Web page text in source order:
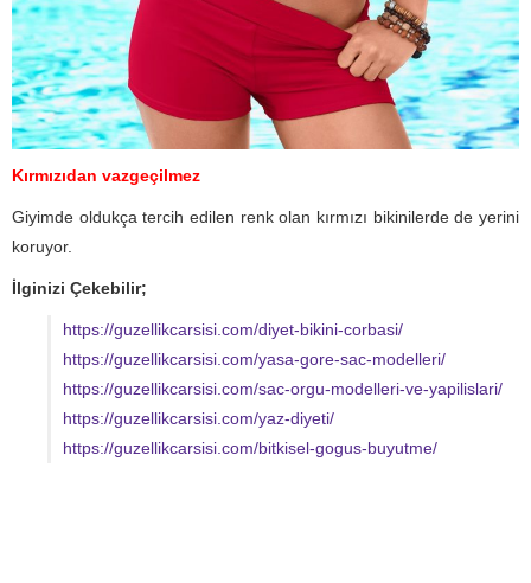
Kırmızıdan vazgeçilmez
Giyimde oldukça tercih edilen renk olan kırmızı bikinilerde de yerini
koruyor.
İlginizi Çekebilir;
https://guzellikcarsisi.com/diyet-bikini-corbasi/
https://guzellikcarsisi.com/yasa-gore-sac-modelleri/
https://guzellikcarsisi.com/sac-orgu-modelleri-ve-yapilislari/
https://guzellikcarsisi.com/yaz-diyeti/
https://guzellikcarsisi.com/bitkisel-gogus-buyutme/